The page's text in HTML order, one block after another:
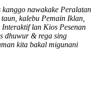
nawakake Peralatan
kalebu Pemain Iklan,
lan Kios Pesenan
dhuwur & rega sing
kita bakal migunani